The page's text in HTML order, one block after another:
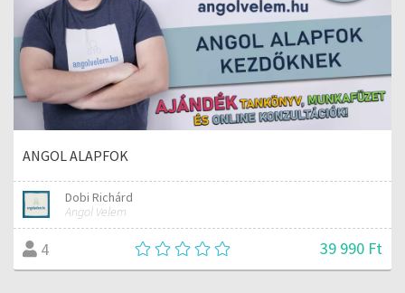
ANGOL ALAPFOK
Dobi Richárd
Angol Velem
4 39 990 Ft